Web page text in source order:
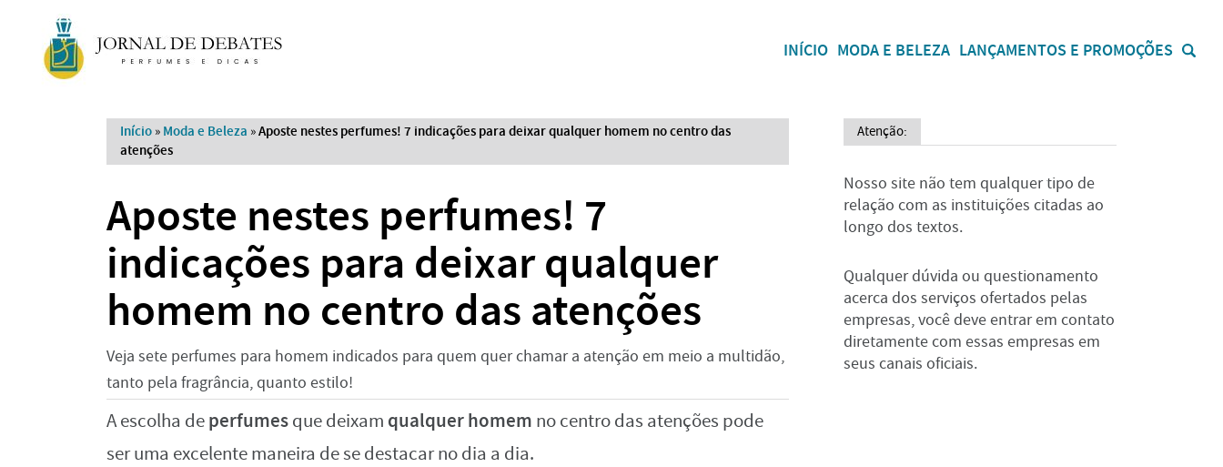
INÍCIO MODA E BELEZA LANÇAMENTOS E PROMOÇÕES
Início » Moda e Beleza »Aposte nestes perfumes! 7 indicações para deixar qualquer homem no centro das
atenções
Aposte nestes perfumes! 7
indicações para deixar qualquer
homem no centro das atenções
Veja sete perfumes para homem indicados para quem quer chamar a atenção em meio a multidão,
tanto pela fragrância, quanto estilo!
A escolha deperfumesque deixam qualquer homem no centro das atenções pode
ser uma excelente maneira de se destacar no dia a dia.
Atenção:
Nosso site não tem qualquer tipo de
relação com as instituições citadas ao
longo dos textos.
Qualquer dúvida ou questionamento
acerca dos serviços ofertados pelas
empresas, você deve entrar em contato
diretamente com essas empresas em
seus canais oficiais.